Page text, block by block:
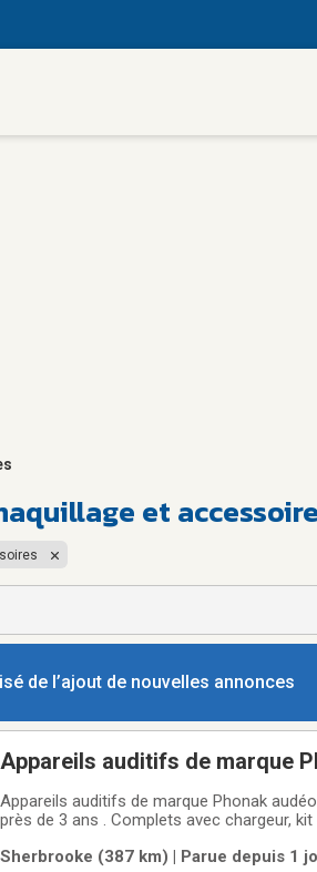
et
de l’ajout de nouvelles annonces
Appareils auditifs de marque
Appareils auditifs de marque Phonak
près de 3 ans . Complets avec chargeur,
Sherbrooke (387 km) | Parue depuis 1